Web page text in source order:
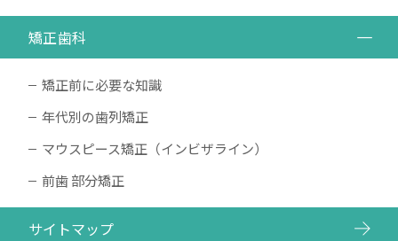
矯正歯科
矯正前に必要な知識
年代別の歯列矯正
マウスピース矯正（インビザライン）
前歯 部分矯正
サイトマップ